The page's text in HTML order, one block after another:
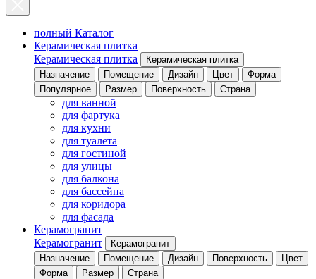
полный Каталог
Керамическая плитка
Керамическая плитка
Керамическая плитка
Назначение
Помещение Дизайн Цвет
Форма
Популярное
Размер Поверхность Страна
для ванной
для фартука
для кухни
для туалета
для гостиной
для улицы
для балкона
для бассейна
для коридора
для фасада
Керамогранит
Керамогранит
Керамогранит
Назначение
Помещение Дизайн Поверхность
Цвет
Форма
Размер Страна